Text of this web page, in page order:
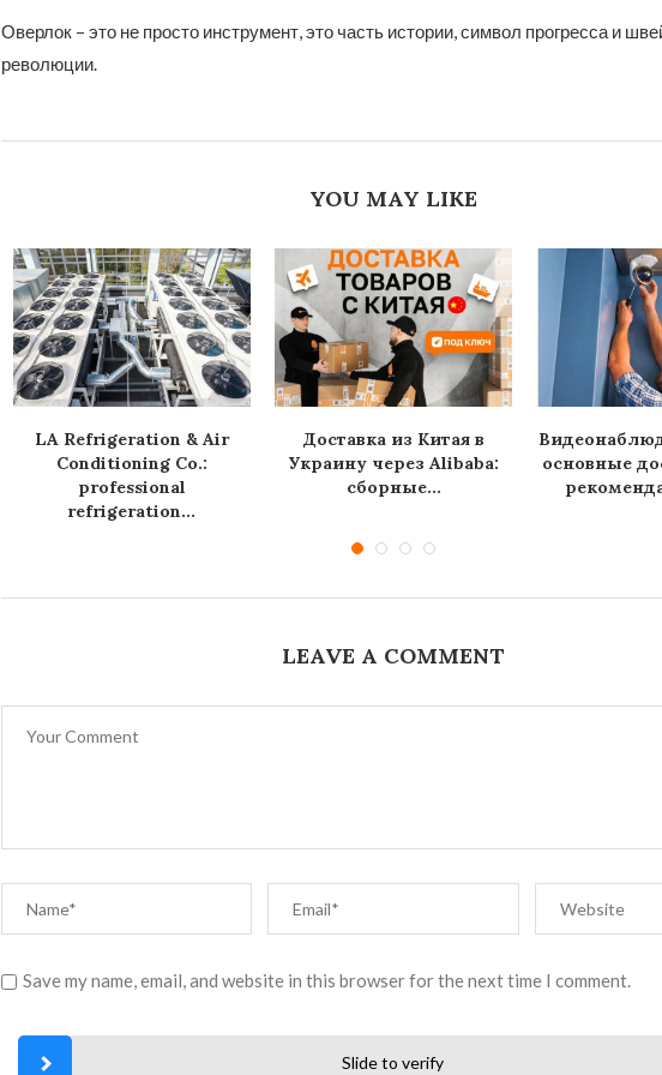
Оверлок – это не просто инструмент, это часть истории, символ прогресса и
революции.
YOU MAY LIKE
LA Refrigeration & Air
Conditioning Co.:
professional
refrigeration...
Доставка из Китая в
Украину через Alibaba:
сборные...
основные
LEAVE A COMMENT
Save my name, email, and website in this browser for the next time I comment.
Slide to verify